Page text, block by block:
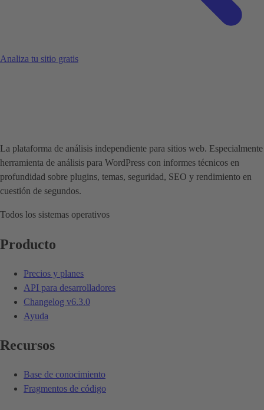
Analiza tu sitio gratis
La plataforma de análisis independiente para sitios web. Especialmente
herramienta de análisis para WordPress con informes técnicos en
profundidad sobre plugins, temas, seguridad, SEO y rendimiento en
cuestión de segundos.
Todos los sistemas operativos
Producto
Precios y planes
API para desarrolladores
Changelog v6.3.0
Ayuda
Recursos
Base de conocimiento
Fragmentos de código